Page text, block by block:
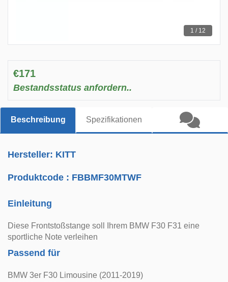
1 / 12
€171
Bestandsstatus anfordern..
Beschreibung Spezifikationen
Hersteller: KITT
Produktcode : FBBMF30MTWF
Einleitung
Diese Frontstoßstange soll Ihrem BMW F30 F31 eine
sportliche Note verleihen
Passend für
BMW 3er F30 Limousine (2011-2019)